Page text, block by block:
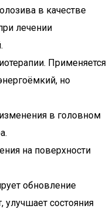
в качестве
лечении
Применяется
но
в головном
на поверхности
обновление
состояния